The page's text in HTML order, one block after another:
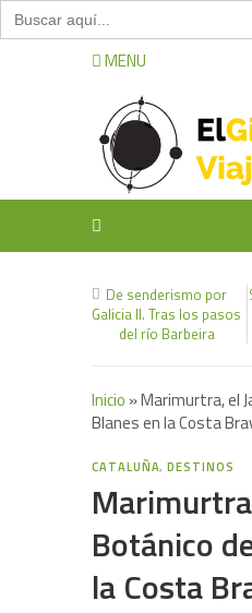
Buscar:
MENU
De senderismo por
Galicia II. Tras los pasos
del río Barbeira
Inicio »Marimurtra, el
Blanes en la Costa
CATALUÑA,DESTINOS
Botánico
la Costa